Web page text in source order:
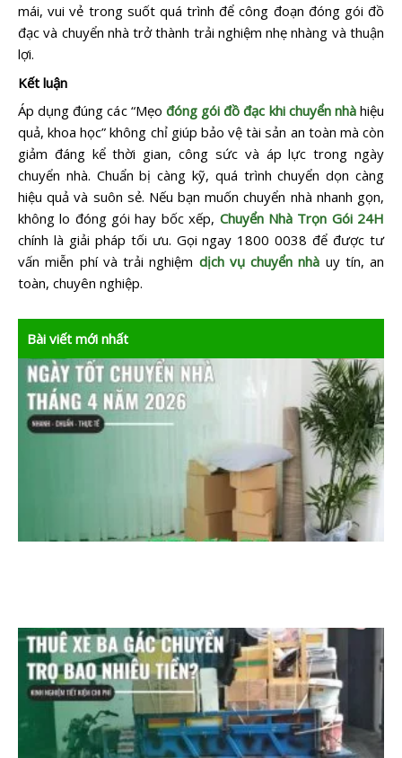
mái, vui vẻ trong suốt quá trình để công đoạn đóng gói đồ
đạc và chuyển nhà trở thành trải nghiệm nhẹ nhàng và thuận
lợi.
Kết luận
Áp dụng đúng các “Mẹo đóng gói đồ đạc khi chuyển nhàhiệu
quả, khoa học” không chỉ giúp bảo vệ tài sản an toàn mà còn
giảm đáng kể thời gian, công sức và áp lực trong ngày
chuyển nhà. Chuẩn bị càng kỹ, quá trình chuyển dọn càng
hiệu quả và suôn sẻ. Nếu bạn muốn chuyển nhà nhanh gọn,
không lo đóng gói hay bốc xếp, Chuyển Nhà Trọn Gói 24H
chính là giải pháp tối ưu. Gọi ngay 1800 0038 để được tư
vấn miễn phí và trải nghiệm dịch vụ chuyển nhà uy tín, an
toàn, chuyên nghiệp.
Bài viết mới nhất